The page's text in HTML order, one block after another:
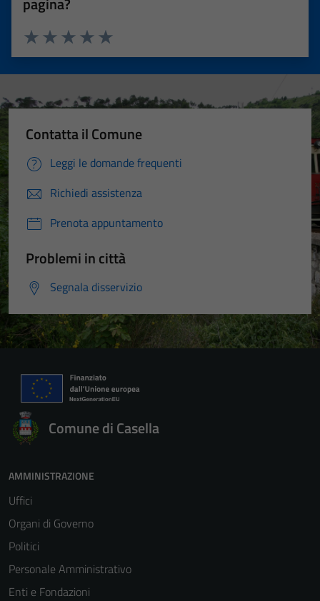
Valuta 5 stelle su 5
Valuta 4 stelle su 5
Valuta 3 stelle su 5
Valuta 2 stelle su 5
Valuta 1 stelle su 5
Contatta il Comune
Leggi le domande frequenti
Richiedi assistenza
Prenota appuntamento
Problemi in città
Segnala disservizio
Comune di Casella
AMMINISTRAZIONE
Uffici
Organi di Governo
Politici
Personale Amministrativo
Enti e Fondazioni